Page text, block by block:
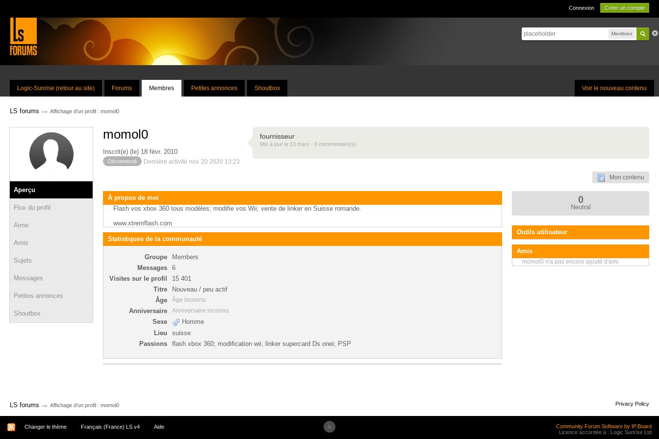
Connexion Créer un compte
Membres
Voir le nouveau contenu
Logic-Sunrise (retour au site) Forums Membres Petites annonces Shoutbox
LS forums → Affichage d'un profil : momol0
Aperçu
Flux du profil
Aime
Amis
Sujets
Messages
Petites annonces
Shoutbox
momol0
Inscrit(e) (le) 18 févr. 2010
Déconnecté Dernière activité nov. 20 2020 13:23
fournisseur
Mis à jour le 13 mars · 0 commentaire(s)
Mon contenu
À propos de moi
Flash vos xbox 360 tous modèles; modifie vos Wii; vente de linker en Suisse romande.
www.xtremflash.com
Statistiques de la communauté
Groupe
Members
Messages
6
Visites sur le profil
15 401
Titre
Nouveau / peu actif
Âge
Âge inconnu
Anniversaire Anniversaire inconnu
Sexe
Homme
Lieu
suisse
Passions
flash xbox 360; modification wii; linker supercard Ds onei; PSP
0
Neutral
Outils utilisateur
Amis
momol0 n'a pas encore ajouté d'ami.
LS forums → Affichage d'un profil : momol0 Privacy Policy
Changer le thème Français (France) LS v4 Aide
Community Forum Software by IP.Board
Licence accordée à : Logic Sunrise Ltd